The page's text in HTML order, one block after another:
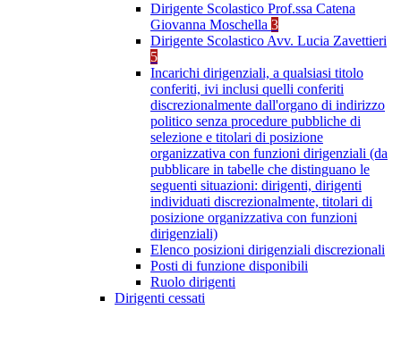
Dirigente Scolastico Prof.ssa Catena
Giovanna Moschella 3
Dirigente Scolastico Avv. Lucia Zavettieri
5
Incarichi dirigenziali, a qualsiasi titolo
conferiti, ivi inclusi quelli conferiti
discrezionalmente dall'organo di indirizzo
politico senza procedure pubbliche di
selezione e titolari di posizione
organizzativa con funzioni dirigenziali (da
pubblicare in tabelle che distinguano le
seguenti situazioni: dirigenti, dirigenti
individuati discrezionalmente, titolari di
posizione organizzativa con funzioni
dirigenziali)
Elenco posizioni dirigenziali discrezionali
Posti di funzione disponibili
Ruolo dirigenti
Dirigenti cessati